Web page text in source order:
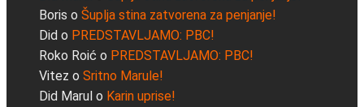
Boris o Šuplja stina zatvorena za penjanje!
Did o PREDSTAVLJAMO: PBC!
Roko Roić o PREDSTAVLJAMO: PBC!
Vitez o Sritno Marule!
Did Marul o Karin uprise!